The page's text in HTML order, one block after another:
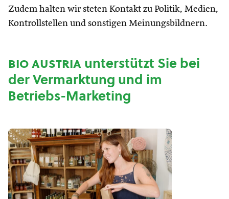
Zudem halten wir steten Kontakt zu Politik, Medien,
Kontrollstellen und sonstigen Meinungsbildnern.
bio austriaunterstützt Sie bei
der Vermarktung und im
Betriebs-Marketing